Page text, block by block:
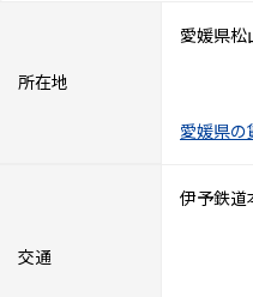
所在地
愛媛県松
愛媛県の
交通
伊予鉄道